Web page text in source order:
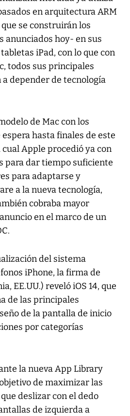
en arquitectura ARM
se construirán los
anunciados hoy- en sus
iPad, con lo que con
todos sus principales
depender de tecnología
de Mac con los
hasta finales de este
cual Apple procedió ya con
para dar tiempo suficiente
para adaptarse y
a la nueva tecnología,
cobraba mayor
en el marco de un
del sistema
iPhone, la firma de
EE.UU.) reveló iOS 14, que
de las principales
de la pantalla de inicio
por categorías
la nueva App Library
de maximizar las
deslizar con el dedo
de izquierda a